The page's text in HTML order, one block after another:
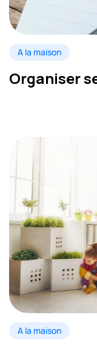
A la maison
Organiser
A la maison